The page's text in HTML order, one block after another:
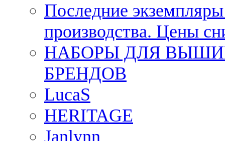
Последние
производства. Цены
НАБОРЫ ДЛЯ
БРЕНДОВ
LucaS
HERITAGE
Janlynn